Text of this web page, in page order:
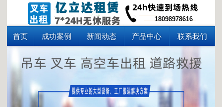
18098978616
首页 成功案例 新闻动态 产品中心 联系我们